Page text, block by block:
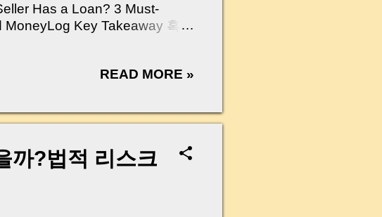
Has a Loan? 3 Must-
Key Takeaway 혹시
중개 현장에서 겪었던 일입니
왜 내 통장으로 안 들어오죠?”
‘구조’를 몰라서 생기는 걱정입
다. 이 글 하나만 제대로 이해
지막 퍼즐” 이 될 수 있습니다. |
day…...
READ MORE »
까?법적 리스크